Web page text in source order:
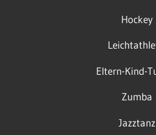
Hockey
Eltern-Kind-
Zumba
Jazztanz